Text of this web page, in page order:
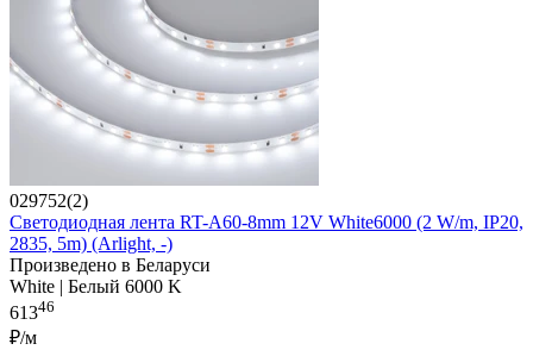
029752(2)
Светодиодная лента RT-A60-8mm 12V White6000 (2 W/m, IP20,
2835, 5m) (Arlight, -)
Произведено в Беларуси
White | Белый 6000 K
61346
₽/м